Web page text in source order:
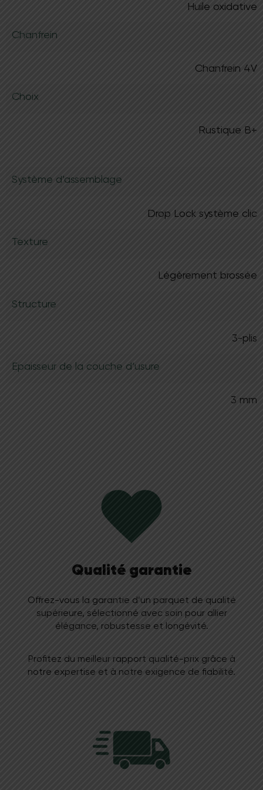
Huile oxidative
Chanfrein
Chanfrein 4V
Choix
Rustique B+
Système d’assemblage
Drop Lock système clic
Texture
Légèrement brossée
Structure
3-plis
Epaisseur de la couche d’usure
3 mm
Qualité garantie
Offrez-vous la garantie d’un parquet de qualité
supérieure, sélectionné avec soin pour allier
élégance, robustesse et longévité.
Profitez du meilleur rapport qualité-prix grâce à
notre expertise et à notre exigence de fiabilité.